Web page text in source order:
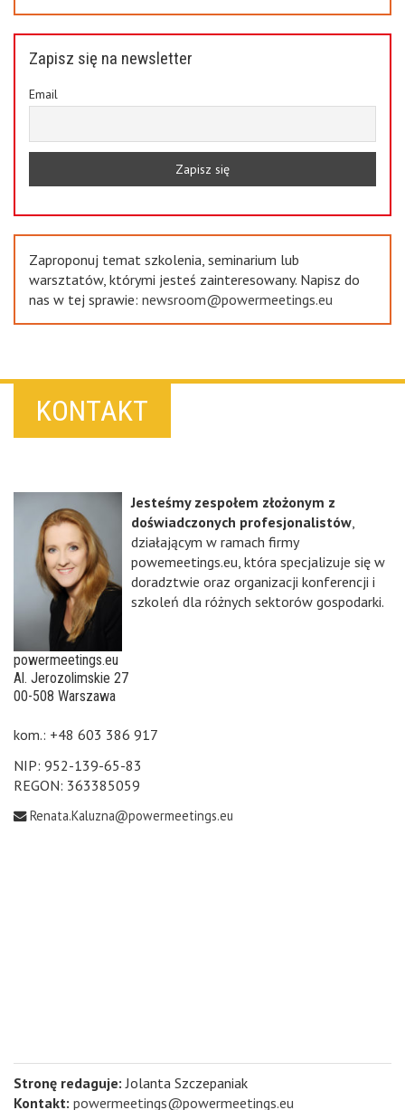
Zapisz się na newsletter
Email
Zaproponuj temat szkolenia, seminarium lub
warsztatów, którymi jesteś zainteresowany. Napisz do
nas w tej sprawie: newsroom@powermeetings.eu
KONTAKT
Jesteśmy zespołem złożonym z
doświadczonych profesjonalistów
działającym w ramach firmy
powemeetings.eu, która specjalizuje się w
doradztwie oraz organizacji konferencji i
szkoleń dla różnych sektorów gospodarki.
powermeetings.eu
Al. Jerozolimskie 27
00-508 Warszawa
kom.: +48 603 386 917
NIP: 952-139-65-83
REGON: 363385059
Renata.Kaluzna@powermeetings.eu
Stronę redaguje: Jolanta Szczepaniak
Kontakt: powermeetings@powermeetings.eu